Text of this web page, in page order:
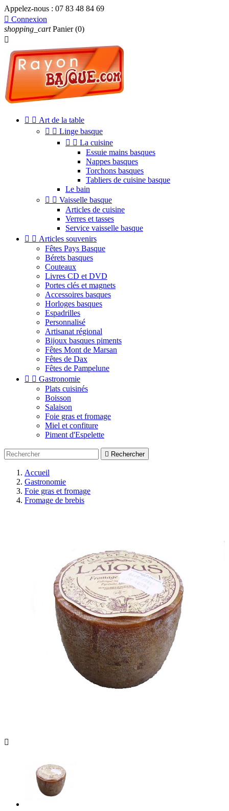
Appelez-nous : 07 83 48 84 69
 Connexion
shopping_cart Panier (0)

  Art de la table
  Linge basque
  La cuisine
Essuie mains basques
Nappes basques
Torchons basques
Tabliers de cuisine basque
Le bain
  Vaisselle basque
Articles de cuisine
Verres et tasses
Service vaisselle basque
  Articles souvenirs
Fêtes Pays Basque
Bérets basques
Couteaux
Livres CD et DVD
Portes clés et magnets
Accessoires basques
Horloges basques
Espadrilles
Personnalisé
Artisanat régional
Bijoux basques piments
Fêtes Mont de Marsan
Fêtes de Dax
Fêtes de Pampelune
  Gastronomie
Plats cuisinés
Boisson
Salaison
Foie gras et fromage
Miel et confiture
Piment d'Espelette
 Rechercher
Accueil
Gastronomie
Foie gras et fromage
Fromage de brebis
